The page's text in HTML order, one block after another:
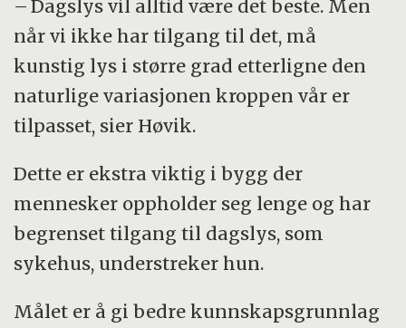
– Dagslys vil alltid være det beste. Men
når vi ikke har tilgang til det, må
kunstig lys i større grad etterligne den
naturlige variasjonen kroppen vår er
tilpasset, sier Høvik.
Dette er ekstra viktig i bygg der
mennesker oppholder seg lenge og har
begrenset tilgang til dagslys, som
sykehus, understreker hun.
Målet er å gi bedre kunnskapsgrunnlag